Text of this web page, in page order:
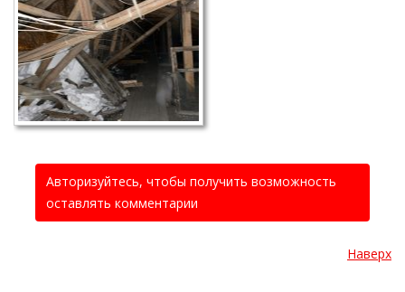
Авторизуйтесь, чтобы получить возможность
оставлять комментарии
Наверх